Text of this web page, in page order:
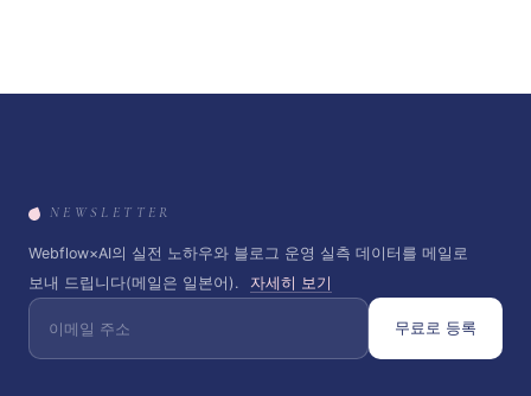
NEWSLETTER
Webflow×AI의 실전 노하우와 블로그 운영 실측 데이터를 메일로
보내 드립니다(메일은 일본어).
자세히 보기
무료로 등록